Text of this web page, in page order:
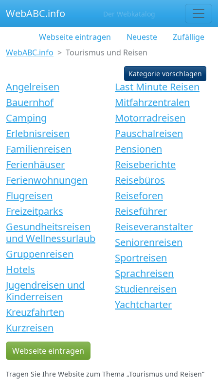
WebABC.info Der Webkatalog
Webseite eintragen Neueste
Zufällige
WebABC.info
Tourismus und Reisen
Kategorie vorschlagen
Angelreisen
Bauernhof
Camping
Erlebnisreisen
Familienreisen
Ferienhäuser
Ferienwohnungen
Flugreisen
Freizeitparks
Gesundheitsreisen
und Wellnessurlaub
Gruppenreisen
Hotels
Jugendreisen und
Kinderreisen
Kreuzfahrten
Kurzreisen
Last Minute Reisen
Mitfahrzentralen
Motorradreisen
Pauschalreisen
Pensionen
Reiseberichte
Reisebüros
Reiseforen
Reiseführer
Reiseveranstalter
Seniorenreisen
Sportreisen
Sprachreisen
Studienreisen
Yachtcharter
Webseite eintragen
Tragen Sie Ihre Website zum Thema „Tourismus und Reisen“